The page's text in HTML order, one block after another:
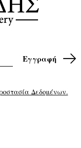
Δεδομένων.